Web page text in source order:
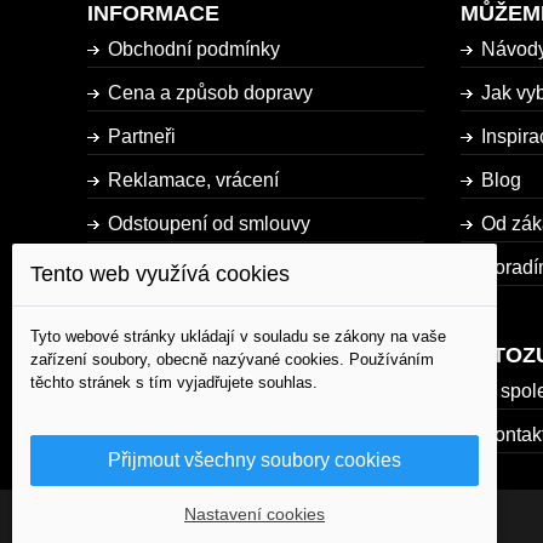
INFORMACE
Obchodní podmínky
Cena a způsob dopravy
Partneři
Reklamace, vrácení
Odstoupení od smlouvy
Dostupnost zboží
Mapa stránky
Jak
Blog
Od
O
Tento web využívá cookies
Tyto webové stránky ukládají v souladu se zákony na vaše
zařízení soubory, obecně nazývané cookies. Používáním
těchto stránek s tím vyjadřujete souhlas.
Přijmout všechny soubory cookies
Nastavení cookies